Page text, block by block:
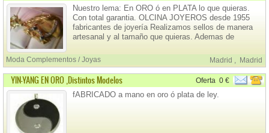
Nuestro lema: En ORO ó en PLATA lo que quieras.
Con total garantia. OLCINA JOYEROS desde 1955
fabricantes de joyería Realizamos sellos de manera
artesanal y al tamaño que quieras. Ademas de
propongas.
Moda Complementos / Joyas Madrid , Madrid
YIN-YANG EN ORO ,distintos Modelos Oferta 0 €
fABRICADO a mano en oro ó plata de ley.